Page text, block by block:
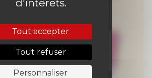
d’intérêts.
Tout accepter
Tout refuser
Personnaliser